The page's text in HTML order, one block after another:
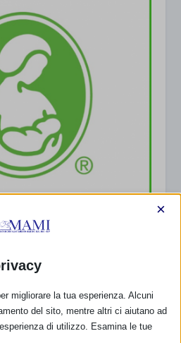
e consulenti in Lazio
×
migliorare la tua esperienza. Alcuni
del sito, mentre altri ci aiutano ad
di utilizzo. Esamina le tue